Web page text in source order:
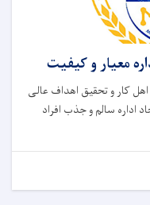
کار و تحقیق اهداف عالی
اداره سالم و جذب افراد